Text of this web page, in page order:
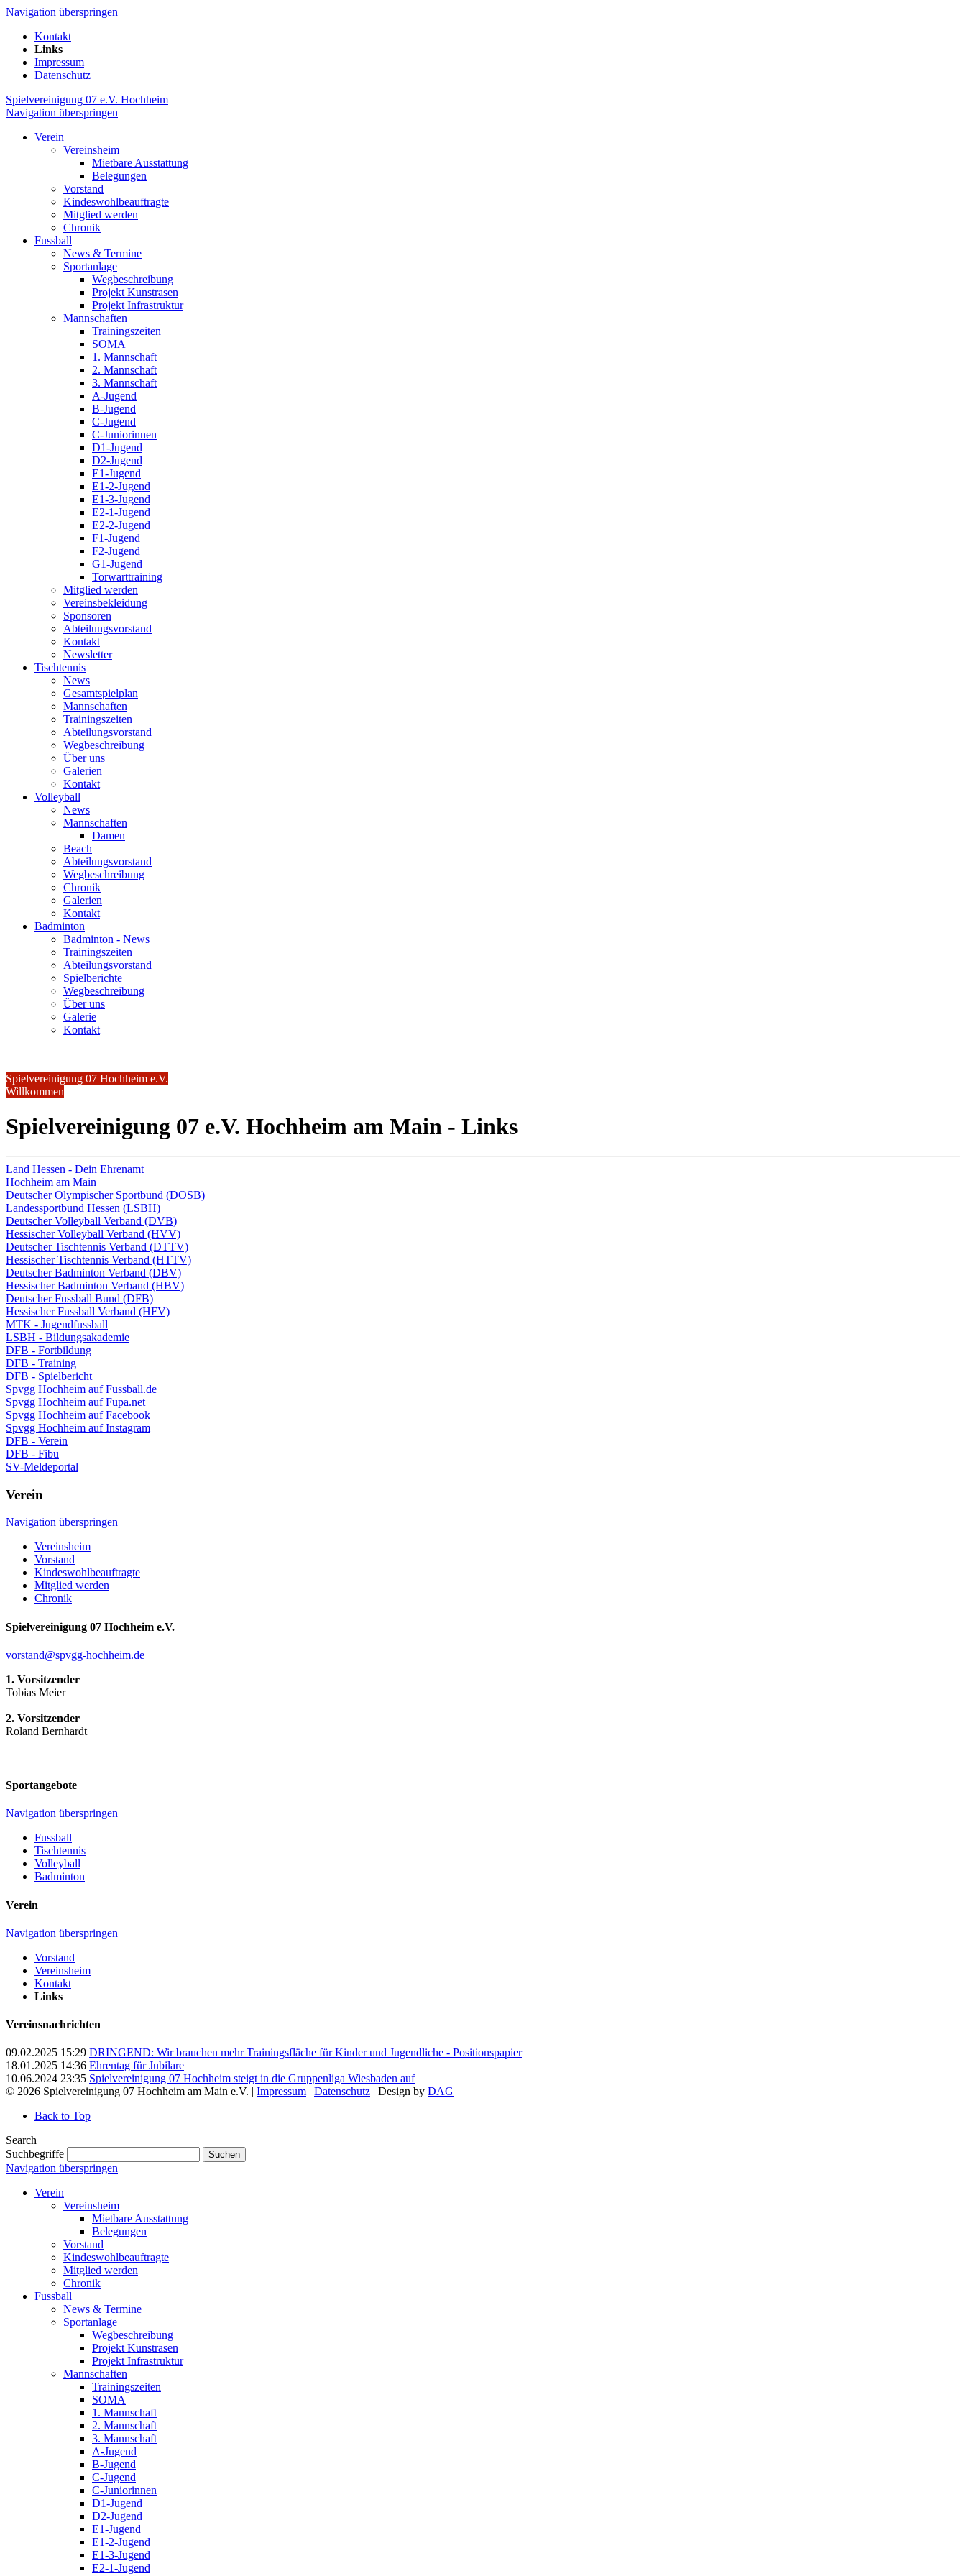
Navigation überspringen
Kontakt
Links
Impressum
Datenschutz
Spielvereinigung 07 e.V. Hochheim
Navigation überspringen
Verein
Vereinsheim
Mietbare Ausstattung
Belegungen
Vorstand
Kindeswohlbeauftragte
Mitglied werden
Chronik
Fussball
News & Termine
Sportanlage
Wegbeschreibung
Projekt Kunstrasen
Projekt Infrastruktur
Mannschaften
Trainingszeiten
SOMA
1. Mannschaft
2. Mannschaft
3. Mannschaft
A-Jugend
B-Jugend
C-Jugend
C-Juniorinnen
D1-Jugend
D2-Jugend
E1-Jugend
E1-2-Jugend
E1-3-Jugend
E2-1-Jugend
E2-2-Jugend
F1-Jugend
F2-Jugend
G1-Jugend
Torwarttraining
Mitglied werden
Vereinsbekleidung
Sponsoren
Abteilungsvorstand
Kontakt
Newsletter
Tischtennis
News
Gesamtspielplan
Mannschaften
Trainingszeiten
Abteilungsvorstand
Wegbeschreibung
Über uns
Galerien
Kontakt
Volleyball
News
Mannschaften
Damen
Beach
Abteilungsvorstand
Wegbeschreibung
Chronik
Galerien
Kontakt
Badminton
Badminton - News
Trainingszeiten
Abteilungsvorstand
Spielberichte
Wegbeschreibung
Über uns
Galerie
Kontakt
Spielvereinigung 07 Hochheim e.V.
Willkommen
Spielvereinigung 07 e.V. Hochheim am Main - Links
Land Hessen - Dein Ehrenamt
Hochheim am Main
Deutscher Olympischer Sportbund (DOSB)
Landessportbund Hessen (LSBH)
Deutscher Volleyball Verband (DVB)
Hessischer Volleyball Verband (HVV)
Deutscher Tischtennis Verband (DTTV)
Hessischer Tischtennis Verband (HTTV)
Deutscher Badminton Verband (DBV)
Hessischer Badminton Verband (HBV)
Deutscher Fussball Bund (DFB)
Hessischer Fussball Verband (HFV)
MTK - Jugendfussball
LSBH - Bildungsakademie
DFB - Fortbildung
DFB - Training
DFB - Spielbericht
Spvgg Hochheim auf Fussball.de
Spvgg Hochheim auf Fupa.net
Spvgg Hochheim auf Facebook
Spvgg Hochheim auf Instagram
DFB - Verein
DFB - Fibu
SV-Meldeportal
Verein
Navigation überspringen
Vereinsheim
Vorstand
Kindeswohlbeauftragte
Mitglied werden
Chronik
Spielvereinigung 07 Hochheim e.V.
vorstand@spvgg-hochheim.de
1. Vorsitzender
Tobias Meier
2. Vorsitzender
Roland Bernhardt
Sportangebote
Navigation überspringen
Fussball
Tischtennis
Volleyball
Badminton
Verein
Navigation überspringen
Vorstand
Vereinsheim
Kontakt
Links
Vereinsnachrichten
09.02.2025 15:29 DRINGEND: Wir brauchen mehr Trainingsfläche für Kinder und Jugendliche - Positionspapier
18.01.2025 14:36 Ehrentag für Jubilare
10.06.2024 23:35 Spielvereinigung 07 Hochheim steigt in die Gruppenliga Wiesbaden auf
© 2026 Spielvereinigung 07 Hochheim am Main e.V. | Impressum | Datenschutz | Design by DAG
Back to Top
Search
Suchbegriffe
Suchen
Navigation überspringen
Verein
Vereinsheim
Mietbare Ausstattung
Belegungen
Vorstand
Kindeswohlbeauftragte
Mitglied werden
Chronik
Fussball
News & Termine
Sportanlage
Wegbeschreibung
Projekt Kunstrasen
Projekt Infrastruktur
Mannschaften
Trainingszeiten
SOMA
1. Mannschaft
2. Mannschaft
3. Mannschaft
A-Jugend
B-Jugend
C-Jugend
C-Juniorinnen
D1-Jugend
D2-Jugend
E1-Jugend
E1-2-Jugend
E1-3-Jugend
E2-1-Jugend